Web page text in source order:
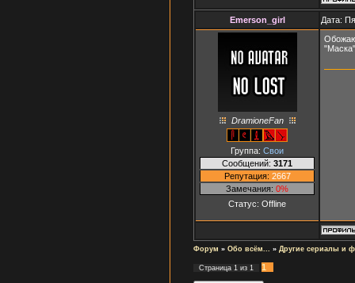
Emerson_girl Дата:
DramioneFan
Группа: Свои
Сообщений: 3171
Репутация: 2667
Замечания: 0%
Статус: Offline
Форум » Обо всём... » Другие сериалы и
Страница 1 из 1 1